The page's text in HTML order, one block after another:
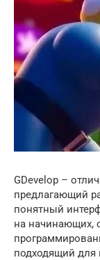
GDevelop –
предлагающий
понятный
на начинающих,
подходящий для